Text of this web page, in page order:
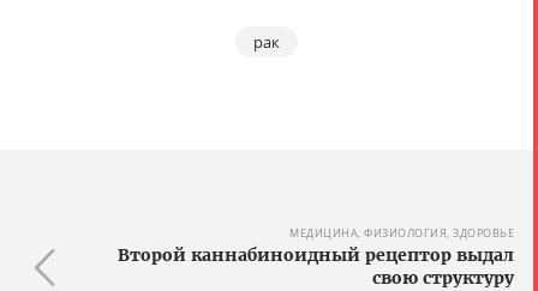
рак
МЕДИЦИНА, ФИЗИОЛОГИЯ, ЗДОРОВЬЕ
Второй каннабиноидный рецептор выдал
свою структуру